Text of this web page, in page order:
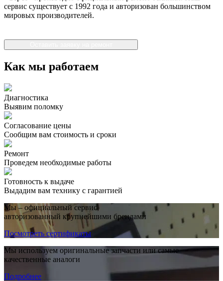
сервис существует с 1992 года и авторизован большинством
мировых производителей.
Как мы работаем
Диагностика
Выявим поломку
Согласование цены
Сообщим вам стоимость и сроки
Ремонт
Проведем необходимые работы
Готовность к выдаче
Выдадим вам технику с гарантией
Мы – официальный сервис,
авторизованный крупнейшими брендами
Посмотреть сертификаты
Мы используем оригинальные запчасти или самые
качественные аналоги
Подробнее